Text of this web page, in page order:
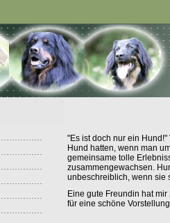
"Es ist doch nur ein
Hund hatten, wenn man
gemeinsame tolle
zusammengewachsen.
unbeschreiblich, wenn sie
Eine gute Freundin hat
für eine schöne